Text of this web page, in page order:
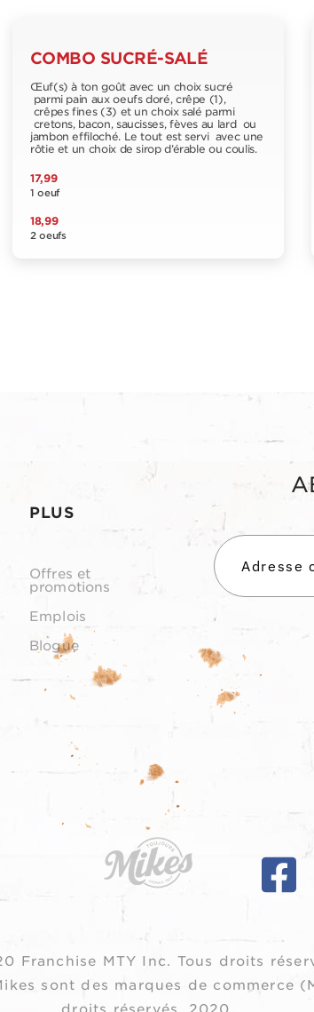
COMBO SUCRÉ-SALÉ
Œuf(s) à ton goût avec un choix sucré
parmi pain aux oeufs doré, crêpe (1),
crêpes fines (3) et un choix salé parmi
cretons, bacon, saucisses, fèves au lard ou
jambon effiloché. Le tout est servi avec une
rôtie et un choix de sirop d’érable ou coulis.
17,99
1 oeuf
18,99
2 oeufs
PLUS
Offres et
promotions
Emplois
Blogue
Franchise MTY Inc. Tous droits
sont des marques de commerce